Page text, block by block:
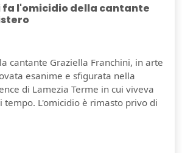
fa l'omicidio della cantante
cantante Graziella Franchini, in arte
esanime e sfigurata nella
di Lamezia Terme in cui viveva
tempo. L'omicidio è rimasto privo di